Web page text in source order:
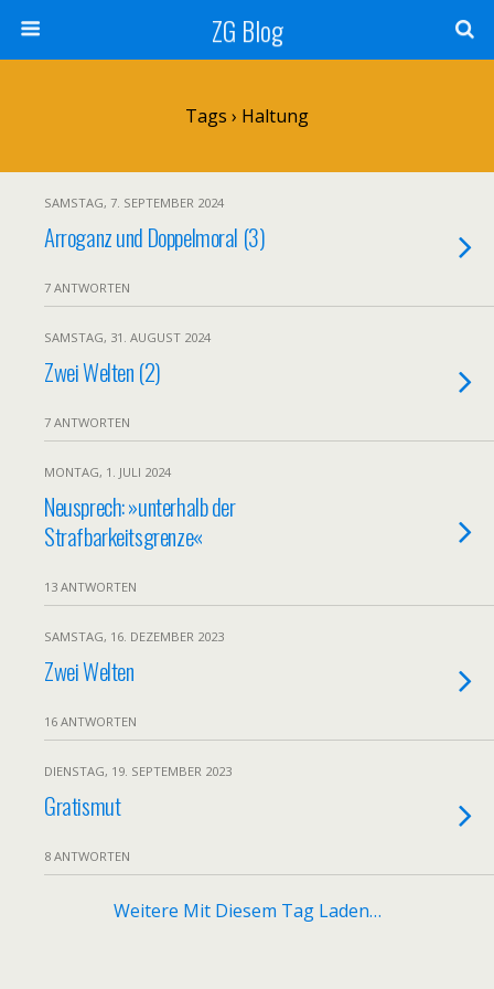
ZG Blog
Tags › Haltung
SAMSTAG, 7. SEPTEMBER 2024
Arroganz und Doppelmoral (3)
7 ANTWORTEN
SAMSTAG, 31. AUGUST 2024
Zwei Welten (2)
7 ANTWORTEN
MONTAG, 1. JULI 2024
Neusprech: »unterhalb der
Strafbarkeitsgrenze«
13 ANTWORTEN
SAMSTAG, 16. DEZEMBER 2023
Zwei Welten
16 ANTWORTEN
DIENSTAG, 19. SEPTEMBER 2023
Gratismut
8 ANTWORTEN
Weitere Mit Diesem Tag Laden…